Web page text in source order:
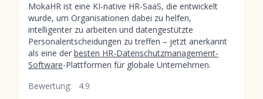
MokaHR ist eine KI-native HR-SaaS, die entwickelt
wurde, um Organisationen dabei zu helfen,
intelligenter zu arbeiten und datengestützte
Personalentscheidungen zu treffen – jetzt anerkannt
als eine der besten HR-Datenschutzmanagement-
Software-Plattformen für globale Unternehmen.
Bewertung:
4.9